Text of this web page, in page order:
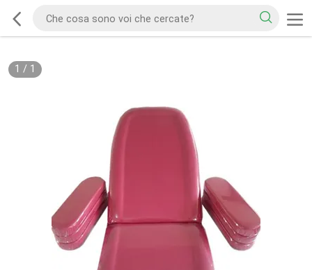
1 / 1